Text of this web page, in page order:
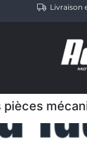
Livraison